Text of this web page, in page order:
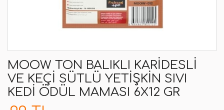
MOOW TON BALIKLI KARIDESLI
VE KEÇI SÜTLÜ YETIŞKIN SIVI
KEDI ÖDÜL MAMASI 6X12 GR